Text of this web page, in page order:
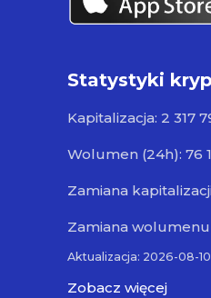
Statystyki
Kapitalizacja: 2 317
Wolumen (24h): 76
Zamiana
Zamiana
Aktualizacja: 2026-08-10
Zobacz więcej